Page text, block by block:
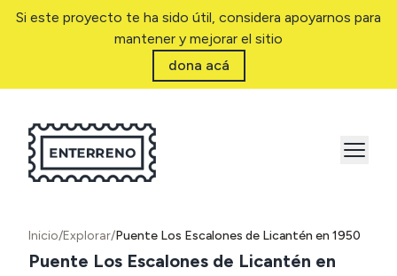
Si este proyecto te ha sido útil, considera apoyarnos para
mantener y mejorar el sitio
dona acá
Inicio/Explorar/Puente Los Escalones de Licantén en 1950
Puente Los Escalones de Licantén en